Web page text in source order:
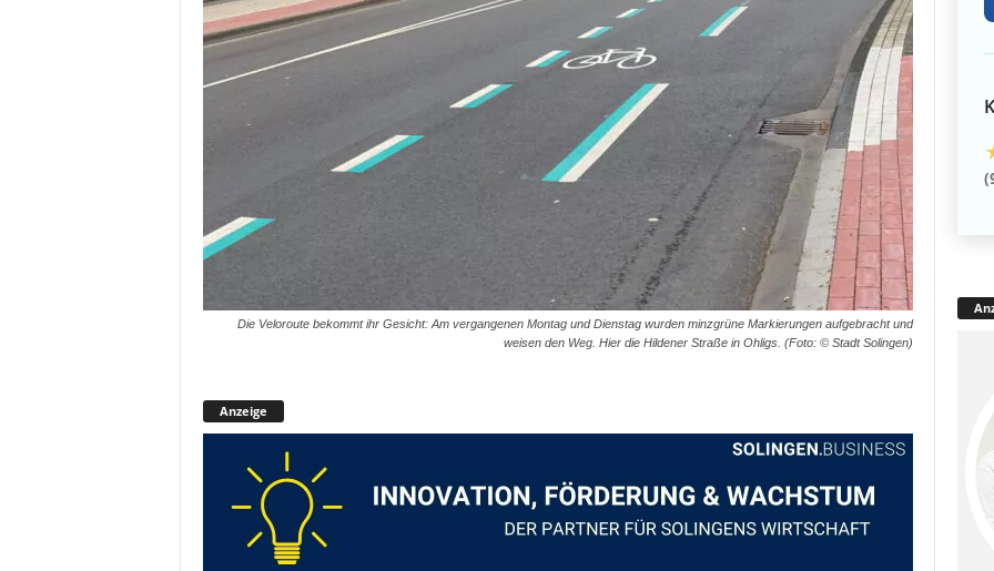
Die Veloroute bekommt ihr Gesicht: Am vergangenen Montag und Dienstag wurden minzgrüne Markierungen aufgebracht und
weisen den Weg. Hier die Hildener Straße in Ohligs. (Foto: © Stadt Solingen)
Anzeige